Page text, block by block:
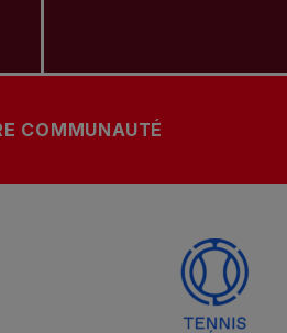
COMMUNAUTÉ